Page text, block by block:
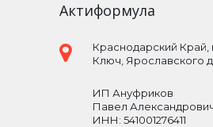
Актиформула
Краснодарский Край
Ключ Ярославского д.
ИП Ануфриков
Павел
ИНН: 541001276411